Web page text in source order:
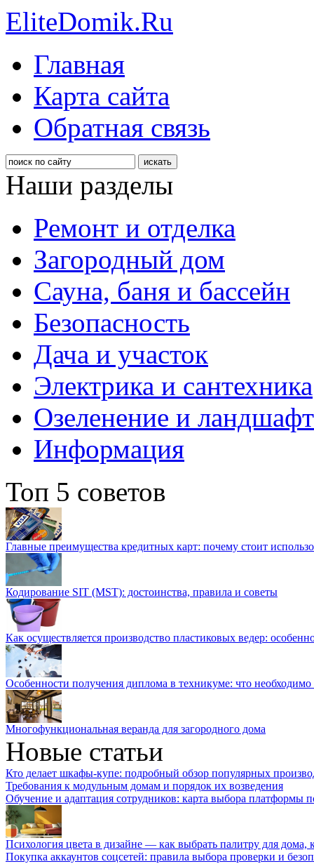
EliteDomik.Ru
Главная
Карта сайта
Обратная связь
Наши разделы
Ремонт и отделка
Загородный дом
Сауна, баня и бассейн
Безопасность
Дача и участок
Электрика и сантехника
Озеленение и
Информация
Топ 5 советов
Главные преимущества кредитных карт: почему стоит
Кодирование SIT (MST): достоинства, правила и советы
Как осуществляется производство пластиковых ведер:
Особенности получения диплома в техникуме: что необходимо
Многофункциональная веранда для загородного дома
Новые статьи
Кто делает шкафы-купе: подробный обзор популярных
Требования к модульным домам и порядок их возведения
Обучение и адаптация сотрудников: карта выбора платформы
Психология цвета в дизайне — как выбрать палитру для дома,
Покупка аккаунтов соцсетей: правила выбора проверки и